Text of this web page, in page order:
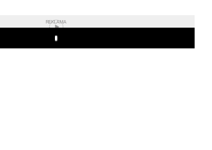
REKLAMA
Play